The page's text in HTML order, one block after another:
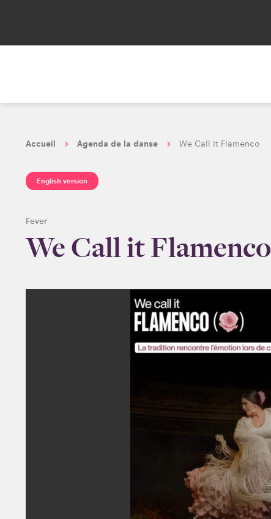
Accueil Agenda de la danse We Call it Flamenco
English version
Fever
We Call it Flamenco